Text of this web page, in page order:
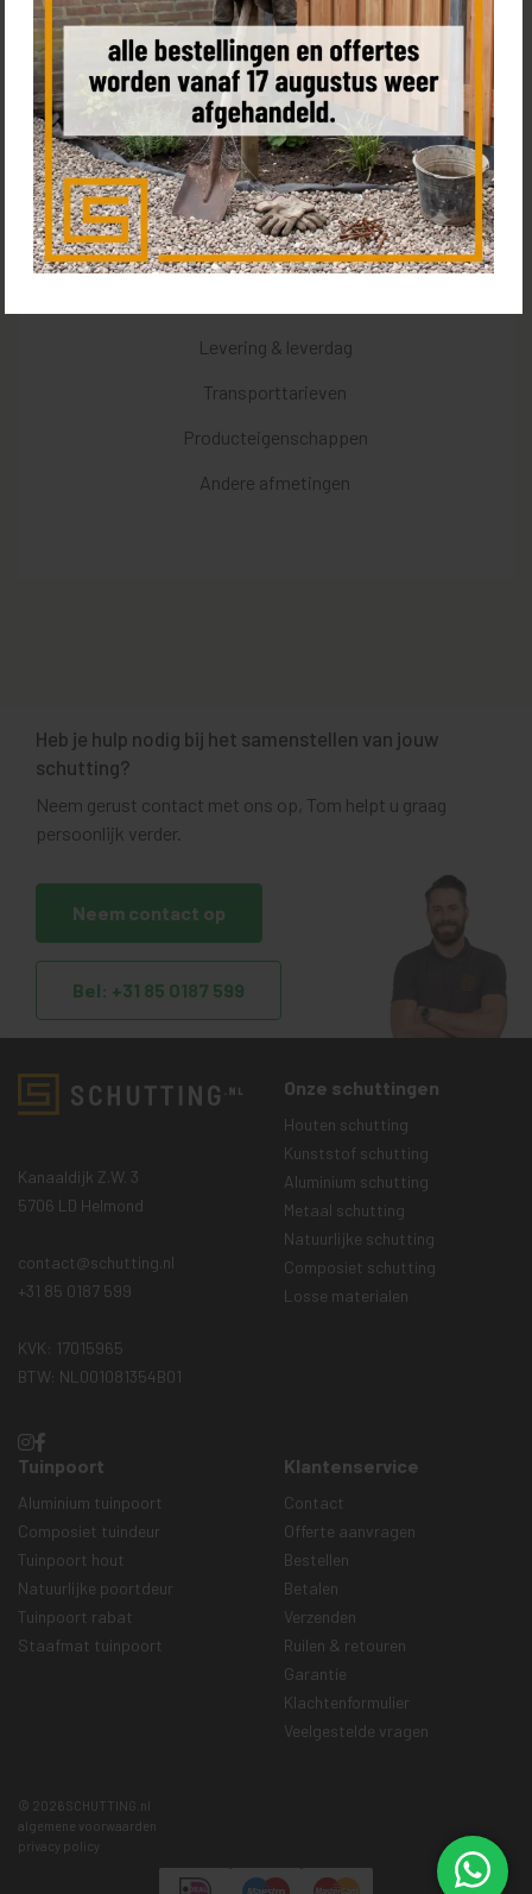
Bestel een sample
Product omschrijving
Levering & leverdag
Transporttarieven
Producteigenschappen
Andere afmetingen
Heb je hulp nodig bij het samenstellen van jouw
schutting?
Neem gerust contact met ons op, Tom helpt u graag
persoonlijk verder.
Neem contact op
Bel: +31 85 0187 599
Kanaaldijk Z.W. 3
5706 LD Helmond
contact@schutting.nl
+31 85 0187 599
KVK: 17015965
BTW: NL001081354B01
Onze schuttingen
Houten schutting
Kunststof schutting
Aluminium schutting
Metaal schutting
Natuurlijke schutting
Composiet schutting
Losse materialen
Tuinpoort
Aluminium tuinpoort
Composiet tuindeur
Tuinpoort hout
Natuurlijke poortdeur
Tuinpoort rabat
Staafmat tuinpoort
Klantenservice
Contact
Offerte aanvragen
Bestellen
Betalen
Verzenden
Ruilen & retouren
Garantie
Klachtenformulier
Veelgestelde vragen
© 2026 SCHUTTING.nl
algemene voorwaarden
privacy policy